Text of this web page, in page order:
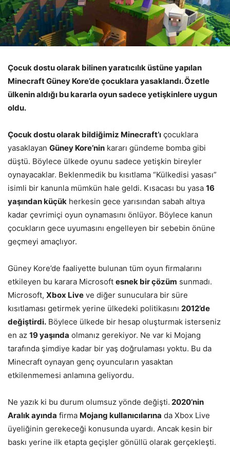
Çocuk dostu olarak bilinen yaratıcılık üstüne yapılan
Minecraft Güney Kore’de çocuklara yasaklandı. Özetle
ülkenin aldığı bu kararla oyun sadece yetişkinlere uygun
oldu.
Çocuk dostu olarak bildiğimiz Minecraft’ı çocuklara
yasaklayan Güney Kore’nin kararı gündeme bomba gibi
düştü. Böylece ülkede oyunu sadece yetişkin bireyler
oynayacaklar. Beklenmedik bu kısıtlama “Külkedisi yasası”
isimli bir kanunla mümkün hale geldi. Kısacası bu yasa 16
yaşından küçük herkesin gece yarısından sabah altıya
kadar çevrimiçi oyun oynamasını önlüyor. Böylece kanun
çocukların gece uyumasını engelleyen bir sebebin önüne
geçmeyi amaçlıyor.
Güney Kore’de faaliyette bulunan tüm oyun firmalarını
etkileyen bu karara Microsoft esnek bir çözüm sunmadı.
Microsoft, Xbox Live ve diğer sunuculara bir süre
kısıtlaması getirmek yerine ülkedeki politikasını 2012’de
değiştirdi. Böylece ülkede bir hesap oluşturmak isterseniz
en az 19 yaşında olmanız gerekiyor. Ne var ki Mojang
tarafında şimdiye kadar bir yaş doğrulaması yoktu. Bu da
Minecraft oynayan genç oyuncuların yasaktan
etkilenmemesi anlamına geliyordu.
Ne yazık ki bu durum olumsuz yönde değişti. 2020’nin
Aralık ayında firma Mojang kullanıcılarına da Xbox Live
üyeliğinin gerekeceği konusunda uyardı. Ancak kesin bir
baskı yerine ilk etapta geçişler gönüllü olarak gerçekleşti.